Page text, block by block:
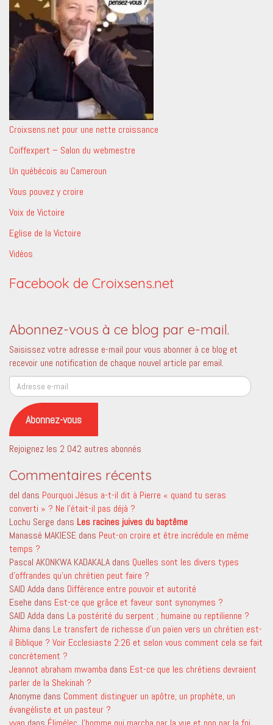
Croixsens.net pour une nette croissance
Coiffexpert – Salon du webmestre
Un québécois au Cameroun
Vous pouvez y croire
Voix de Victoire
Eglise de la Victoire
Vidéos
Facebook de Croixsens.net
Abonnez-vous à ce blog par e-mail.
Saisissez votre adresse e-mail pour vous abonner à ce blog et
recevoir une notification de chaque nouvel article par email.
Adresse
e-
mail
Abonnez-vous
Rejoignez les 2 042 autres abonnés
Commentaires récents
del dans Pourquoi Jésus a-t-il dit à Pierre « quand tu seras
converti » ? Ne l’était-il pas déjà ?
Lochu Serge dans Les racines juives du baptême
Manassé MAKIESE dans Peut-on croire et être incrédule en même
temps ?
Pascal AKONKWA KADAKALA dans Quelles sont les divers types
d’offrandes qu’un chrétien peut faire ?
SAID Adda dans Différence entre pouvoir et autorité
Esehe dans Est-ce que grâce et faveur sont synonymes ?
SAID Adda dans La postérité du serpent ; humaine ou reptilienne ?
Ahima dans Le transfert de richesse d’un païen vers un chrétien est-
il Biblique ? Voir Ecclesiaste 2:26 et selon vous comment cela se fait
concrètement ?
Jeannot abraham mwamba dans Est-ce que les chrétiens devraient
parler de la Shekinah ?
Anonyme dans Comment distinguer un apôtre, un prophète, un
évangéliste et un pasteur ?